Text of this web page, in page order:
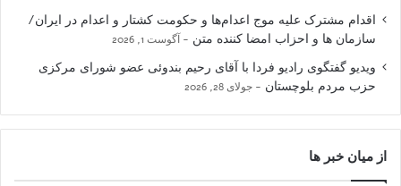
اقدام مشترک علیه موج اعدام‌ها و حکومت کشتار و اعدام در ایران/
سازمان ها و احزاب امضا کننده متن
آگوست 1, 2026
ویدیو گفتگوی رادیو فردا با آقای رحیم بندوئی عضو شورای مرکزی
حزب مردم بلوچستان
جولای 28, 2026
از میان خبر ها